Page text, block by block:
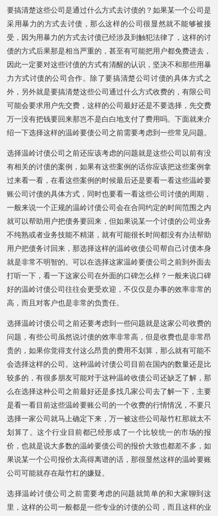
要搞清楚这些公司是通过什么方式去讨债的？如果某一个公司是
采用暴力的方式去讨债，那么这样的公司很显然就不能够被接
受，因为用暴力的方式去讨债已经涉及到触犯法律了，这样的讨
债的方式后果那是相当严重的，甚至有可能把用户都免费进去，
因此一定要对这些讨债的方式有清醒的认识，坚决不和那些用暴
力方式讨债的公司合作。除了要搞清楚公司讨债的具体方式之
外，另外就是要搞清楚这些公司通过什么方式收费的，有限公司
可能会要求用户先交费，这样的公司最好还是不要选择，先交费
万一没有把钱要回来那岂不是白白地支付了费用吗。下面就来介
绍一下选择这样的温岭要债公司之前需要考虑到一些常见问题。
选择温岭讨债公司之前还应该考虑的问题就是这些公司以前有没
有相关的讨债的案例，如果有这些案例的话你应该把这些案例拿
过来看一看，在看这些案例的时候最后还是要看一看这些温岭要
账公司讨债的具体方式，同时也要看一看这些公司讨债的周期，
一般来说一个正规的温岭讨债公司会在合同约定的时间范围之内
就可以帮助用户把债务要回来，但如果说某一个讨债的公司业务
不纯熟或者业务技能不精湛，就有可能很长时间都没有办法帮助
用户把债务讨回来，那选择这样的温岭收债公司帮自己讨债本身
就是非常不明智的。可以在选择这家温岭要债公司之前到外面去
打听一下，看一下这家公司在外面的口碑怎么样？一般来说口碑
好的温岭讨债公司往往会更受欢迎，不仅仅是办事的效率非常的
高，而且对客户也是非常的负责任。
选择温岭讨债公司之前还要考虑到一些问题就是这家公司收费的
问题，有些公司虽然说讨债的效率非常高，但是收费也是非常昂
贵的，如果你觉得支付这么昂贵的费用不划算，那么就有可能不
会选择这样的公司。这种温岭讨债公司目前在国内的数量还是比
较多的，有很多朋友可能对于这种温岭收债公司还缺乏了解，那
么在选择这种公司之前最好还是多找几家公司去了解一下，主要
是看一看目前这些温岭要账公司的一个收费的行情情况，不要只
选择一家公司就马上确定下来，万一被这些公司敲竹杠那就太不
划算了。这个行业目前都已经形成了一个比较统一的市场的报
价，也就是说大多数的温岭要债公司的报价大致也都差不多，如
果说某一个公司报价太高得离谱的话，那很显然这样的温岭要账
公司可能就存在敲竹杠的嫌疑。
选择温岭讨债公司之前需要考虑的问题就简单的和大家聊到这
里，这样的公司一般都是一些专业的讨债的公司，而且这样的业